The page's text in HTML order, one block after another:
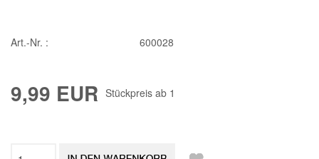
Art.-Nr. : 600028
9,99 EUR Stückpreis ab 1